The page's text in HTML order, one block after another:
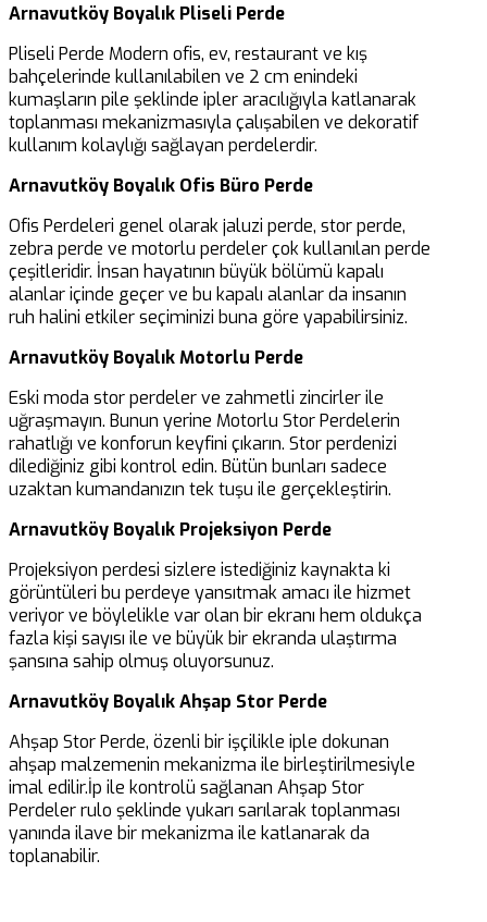
Arnavutköy Boyalık Pliseli Perde
Pliseli Perde Modern ofis, ev, restaurant ve kış
bahçelerinde kullanılabilen ve 2 cm enindeki
kumaşların pile şeklinde ipler aracılığıyla katlanarak
toplanması mekanizmasıyla çalışabilen ve dekoratif
kullanım kolaylığı sağlayan perdelerdir.
Arnavutköy Boyalık Ofis Büro Perde
Ofis Perdeleri genel olarak jaluzi perde, stor perde,
zebra perde ve motorlu perdeler çok kullanılan perde
çeşitleridir. İnsan hayatının büyük bölümü kapalı
alanlar içinde geçer ve bu kapalı alanlar da insanın
ruh halini etkiler seçiminizi buna göre yapabilirsiniz.
Arnavutköy Boyalık Motorlu Perde
Eski moda stor perdeler ve zahmetli zincirler ile
uğraşmayın. Bunun yerine Motorlu Stor Perdelerin
rahatlığı ve konforun keyfini çıkarın. Stor perdenizi
dilediğiniz gibi kontrol edin. Bütün bunları sadece
uzaktan kumandanızın tek tuşu ile gerçekleştirin.
Arnavutköy Boyalık Projeksiyon Perde
Projeksiyon perdesi sizlere istediğiniz kaynakta ki
görüntüleri bu perdeye yansıtmak amacı ile hizmet
veriyor ve böylelikle var olan bir ekranı hem oldukça
fazla kişi sayısı ile ve büyük bir ekranda ulaştırma
şansına sahip olmuş oluyorsunuz.
Arnavutköy Boyalık Ahşap Stor Perde
Ahşap Stor Perde, özenli bir işçilikle iple dokunan
ahşap malzemenin mekanizma ile birleştirilmesiyle
imal edilir.İp ile kontrolü sağlanan Ahşap Stor
Perdeler rulo şeklinde yukarı sarılarak toplanması
yanında ilave bir mekanizma ile katlanarak da
toplanabilir.